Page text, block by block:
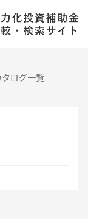
ログ一覧